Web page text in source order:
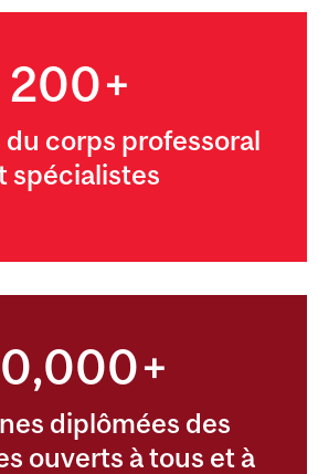
200+
corps professoral
spécialistes
diplômées des
ouverts à tous et à